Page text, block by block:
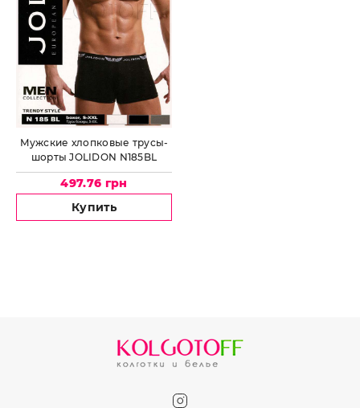
Мужские хлопковые трусы-
шорты JOLIDON N185BL
497.76 грн
Купить